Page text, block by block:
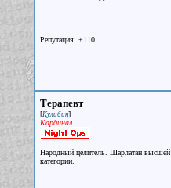
Репутация: +110
Терапевт
[Кулибин]
Кардинал
Народный целитель. Шарлатан высшей
категории.